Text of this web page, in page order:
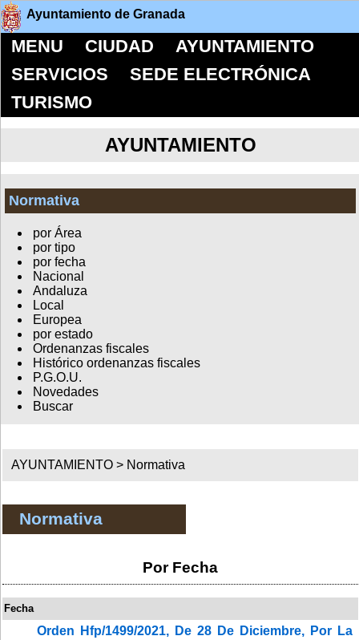
Ayuntamiento de Granada
MENU CIUDAD
AYUNTAMIENTO
SERVICIOS
SEDE ELECTRÓNICA
TURISMO
AYUNTAMIENTO
Normativa
por Área
por tipo
por fecha
Nacional
Andaluza
Local
Europea
por estado
Ordenanzas fiscales
Histórico ordenanzas fiscales
P.G.O.U.
Novedades
Buscar
AYUNTAMIENTO > Normativa
Normativa
Por Fecha
Fecha
Orden Hfp/1499/2021, De 28 De Diciembre, Por La